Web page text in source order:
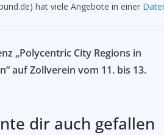
hat viele Angebote in einer
„Polycentric City Regions in
auf Zollverein vom 11. bis 13.
dir auch gefallen